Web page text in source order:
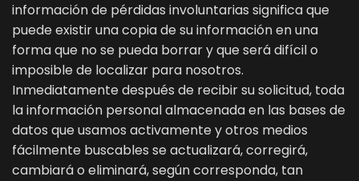
información de pérdidas involuntarias significa que
puede existir una copia de su información en una
forma que no se pueda borrar y que será difícil o
imposible de localizar para nosotros.
Inmediatamente después de recibir su solicitud, toda
la información personal almacenada en las bases de
datos que usamos activamente y otros medios
fácilmente buscables se actualizará, corregirá,
cambiará o eliminará, según corresponda, tan